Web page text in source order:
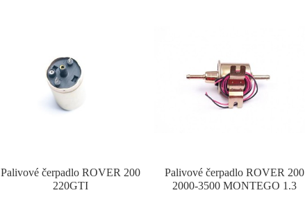
Palivové čerpadlo ROVER 200
220GTI
Palivové čerpadlo ROVER 200
2000-3500 MONTEGO 1.3